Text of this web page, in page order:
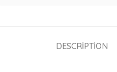
DESCRIPTION